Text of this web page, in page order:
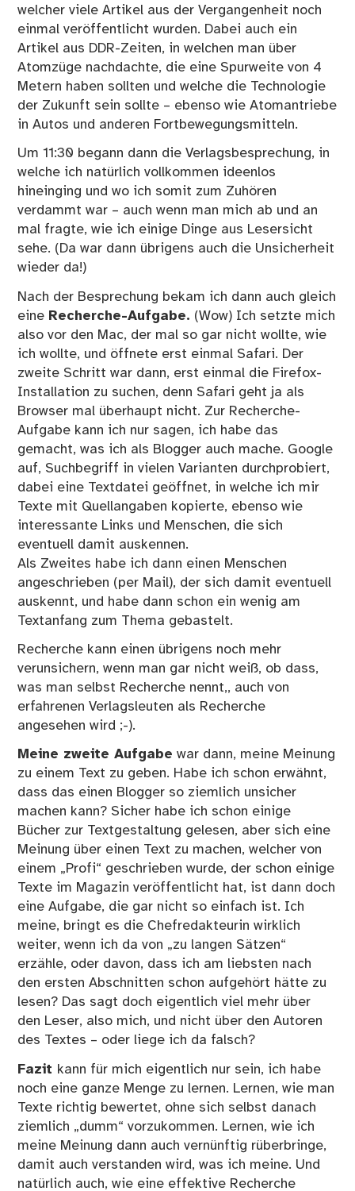
welcher viele Artikel aus der Vergangenheit noch
einmal veröffentlicht wurden. Dabei auch ein
Artikel aus DDR-Zeiten, in welchen man über
Atomzüge nachdachte, die eine Spurweite von 4
Metern haben sollten und welche die Technologie
der Zukunft sein sollte – ebenso wie Atomantriebe
in Autos und anderen Fortbewegungsmitteln.
Um 11:30 begann dann die Verlagsbesprechung, in
welche ich natürlich vollkommen ideenlos
hineinging und wo ich somit zum Zuhören
verdammt war – auch wenn man mich ab und an
mal fragte, wie ich einige Dinge aus Lesersicht
sehe. (Da war dann übrigens auch die Unsicherheit
wieder da!)
Nach der Besprechung bekam ich dann auch gleich
eine Recherche-Aufgabe. (Wow) Ich setzte mich
also vor den Mac, der mal so gar nicht wollte, wie
ich wollte, und öffnete erst einmal Safari. Der
zweite Schritt war dann, erst einmal die Firefox-
Installation zu suchen, denn Safari geht ja als
Browser mal überhaupt nicht. Zur Recherche-
Aufgabe kann ich nur sagen, ich habe das
gemacht, was ich als Blogger auch mache. Google
auf, Suchbegriff in vielen Varianten durchprobiert,
dabei eine Textdatei geöffnet, in welche ich mir
Texte mit Quellangaben kopierte, ebenso wie
interessante Links und Menschen, die sich
eventuell damit auskennen.
Als Zweites habe ich dann einen Menschen
angeschrieben (per Mail), der sich damit eventuell
auskennt, und habe dann schon ein wenig am
Textanfang zum Thema gebastelt.
Recherche kann einen übrigens noch mehr
verunsichern, wenn man gar nicht weiß, ob dass,
was man selbst Recherche nennt,, auch von
erfahrenen Verlagsleuten als Recherche
angesehen wird ;-).
Meine zweite Aufgabe war dann, meine Meinung
zu einem Text zu geben. Habe ich schon erwähnt,
dass das einen Blogger so ziemlich unsicher
machen kann? Sicher habe ich schon einige
Bücher zur Textgestaltung gelesen, aber sich eine
Meinung über einen Text zu machen, welcher von
einem „Profi“ geschrieben wurde, der schon einige
Texte im Magazin veröffentlicht hat, ist dann doch
eine Aufgabe, die gar nicht so einfach ist. Ich
meine, bringt es die Chefredakteurin wirklich
weiter, wenn ich da von „zu langen Sätzen“
erzähle, oder davon, dass ich am liebsten nach
den ersten Abschnitten schon aufgehört hätte zu
lesen? Das sagt doch eigentlich viel mehr über
den Leser, also mich, und nicht über den Autoren
des Textes – oder liege ich da falsch?
Fazit kann für mich eigentlich nur sein, ich habe
noch eine ganze Menge zu lernen. Lernen, wie man
Texte richtig bewertet, ohne sich selbst danach
ziemlich „dumm“ vorzukommen. Lernen, wie ich
meine Meinung dann auch vernünftig rüberbringe,
damit auch verstanden wird, was ich meine. Und
natürlich auch, wie eine effektive Recherche